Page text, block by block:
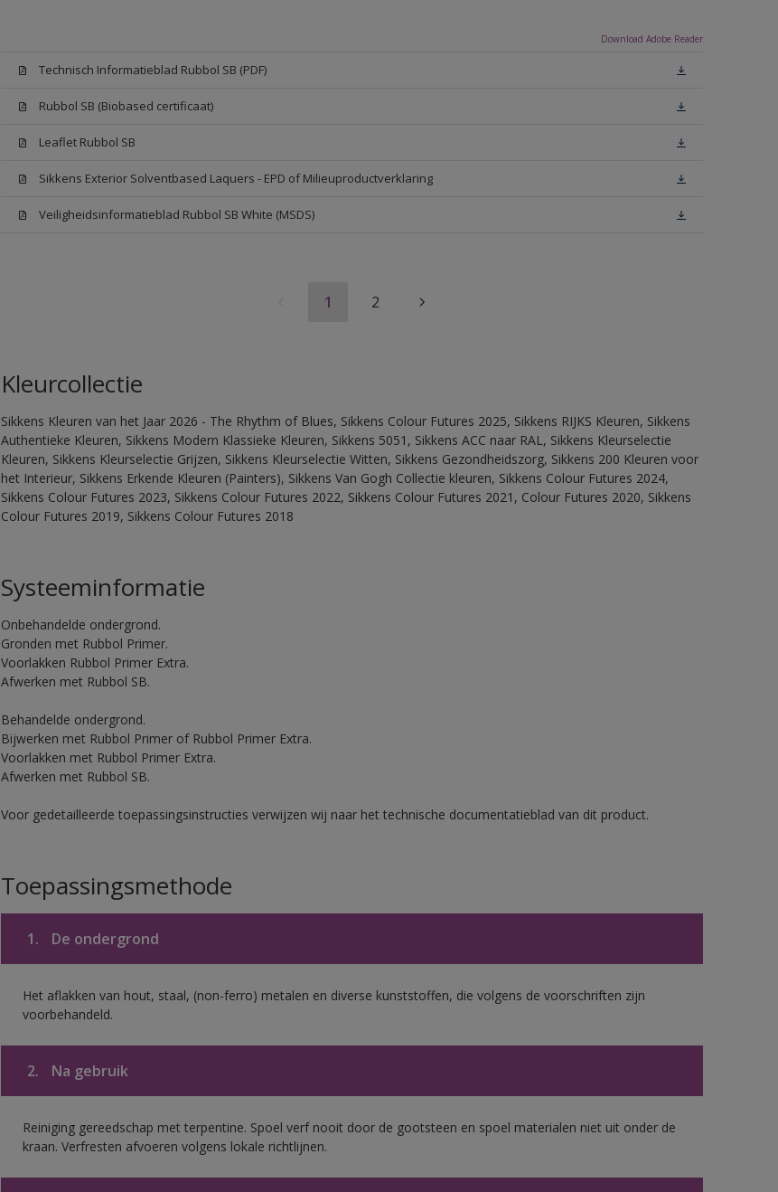
Download Adobe Reader
Technisch Informatieblad Rubbol SB (PDF)
Rubbol SB (Biobased certificaat)
Leaflet Rubbol SB
Sikkens Exterior Solventbased Laquers - EPD of Milieuproductverklaring
Veiligheidsinformatieblad Rubbol SB White (MSDS)
1 2
Kleurcollectie
Sikkens Kleuren van het Jaar 2026 - The Rhythm of Blues, Sikkens Colour Futures 2025, Sikkens RIJKS Kleuren, Sikkens
Authentieke Kleuren, Sikkens Modern Klassieke Kleuren, Sikkens 5051, Sikkens ACC naar RAL, Sikkens Kleurselectie
Kleuren, Sikkens Kleurselectie Grijzen, Sikkens Kleurselectie Witten, Sikkens Gezondheidszorg, Sikkens 200 Kleuren voor
het Interieur, Sikkens Erkende Kleuren (Painters), Sikkens Van Gogh Collectie kleuren, Sikkens Colour Futures 2024,
Sikkens Colour Futures 2023, Sikkens Colour Futures 2022, Sikkens Colour Futures 2021, Colour Futures 2020, Sikkens
Colour Futures 2019, Sikkens Colour Futures 2018
Systeeminformatie
Onbehandelde ondergrond.
Gronden met Rubbol Primer.
Voorlakken Rubbol Primer Extra.
Afwerken met Rubbol SB.
Behandelde ondergrond.
Bijwerken met Rubbol Primer of Rubbol Primer Extra.
Voorlakken met Rubbol Primer Extra.
Afwerken met Rubbol SB.
Voor gedetailleerde toepassingsinstructies verwijzen wij naar het technische documentatieblad van dit product.
Toepassingsmethode
1. De ondergrond
Het aflakken van hout, staal, (non-ferro) metalen en diverse kunststoffen, die volgens de voorschriften zijn
voorbehandeld.
2. Na gebruik
Reiniging gereedschap met terpentine. Spoel verf nooit door de gootsteen en spoel materialen niet uit onder de
kraan. Verfresten afvoeren volgens lokale richtlijnen.